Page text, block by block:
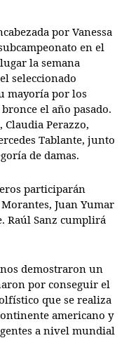
por Vanessa
en el
la semana
seleccionado
mayoría por los
el año pasado.
Claudia Perazzo,
Tablante, junto
de damas.
participarán
Juan Yumar
Raúl Sanz cumplirá
demostraron un
por conseguir el
que se realiza
americano y
a nivel mundial